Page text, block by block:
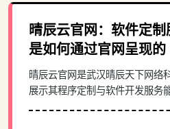
晴辰云官网：软件定
是如何通过官网呈现的
晴辰云官网是武汉晴辰天下网络
展示其程序定制与软件开发服务
体现技术积累，包括前端技术